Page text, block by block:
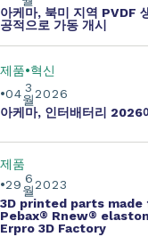
아케마, 북미 지역 PVDF
공적으로 가동 개시
3
월
04 2026
제품 혁신
아케마, 인터배터리 2026
6
월
29 2023
제품
3D printed parts made
Pebax® Rnew®
Erpro 3D Factory